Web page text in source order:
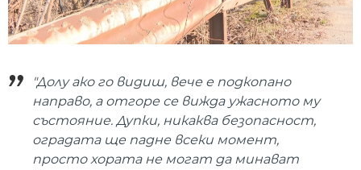
"Долу ако го видиш, вече е подкопано
направо, а отгоре се вижда ужасното му
състояние. Дупки, никаква безопасност,
оградата ще падне всеки момент,
просто хората не могат да минават